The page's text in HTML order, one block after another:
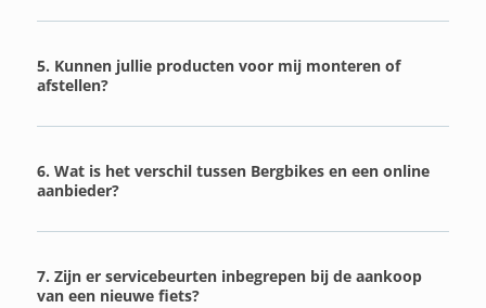
5. Kunnen jullie producten voor mij monteren of
afstellen?
6. Wat is het verschil tussen Bergbikes en een online
aanbieder?
7. Zijn er servicebeurten inbegrepen bij de aankoop
van een nieuwe fiets?